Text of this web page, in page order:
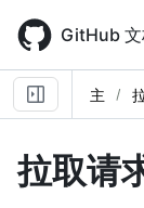
main
content
GitHub 文
主
拉取请